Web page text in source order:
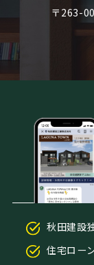
〒263-
秋田建設
住宅ロー